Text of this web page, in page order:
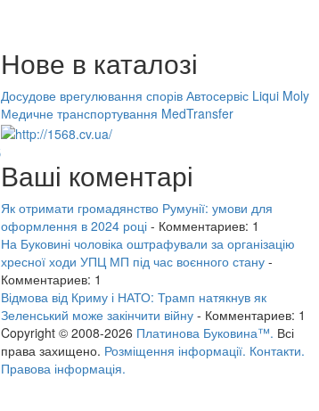
Нове в каталозі
Досудове врегулювання спорів Автосервіс Liqui Moly
Медичне транспортування MedTransfer
Ваші коментарі
Як отримати громадянство Румунії: умови для
оформлення в 2024 році - Комментариев: 1
На Буковині чоловіка оштрафували за організацію
хресної ходи УПЦ МП під час воєнного стану -
Комментариев: 1
Відмова від Криму і НАТО: Трамп натякнув як
Зеленський може закінчити війну - Комментариев: 1
Copyright © 2008-2026 Платинова Буковина™. Всі
права захищено. Розміщення інформації. Контакти.
Правова інформація.